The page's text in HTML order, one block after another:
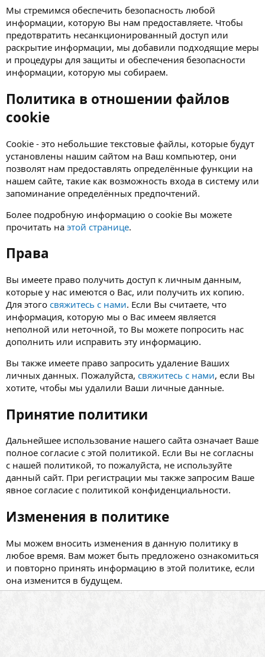
Мы стремимся обеспечить безопасность любой
информации, которую Вы нам предоставляете. Чтобы
предотвратить несанкционированный доступ или
раскрытие информации, мы добавили подходящие меры
и процедуры для защиты и обеспечения безопасности
информации, которую мы собираем.
Политика в отношении файлов
cookie
Cookie - это небольшие текстовые файлы, которые будут
установлены нашим сайтом на Ваш компьютер, они
позволят нам предоставлять определённые функции на
нашем сайте, такие как возможность входа в систему или
запоминание определённых предпочтений.
Более подробную информацию о cookie Вы можете
прочитать на этой странице.
Права
Вы имеете право получить доступ к личным данным,
которые у нас имеются о Вас, или получить их копию.
Для этого свяжитесь с нами. Если Вы считаете, что
информация, которую мы о Вас имеем является
неполной или неточной, то Вы можете попросить нас
дополнить или исправить эту информацию.
Вы также имеете право запросить удаление Ваших
личных данных. Пожалуйста, свяжитесь с нами, если Вы
хотите, чтобы мы удалили Ваши личные данные.
Принятие политики
Дальнейшее использование нашего сайта означает Ваше
полное согласие с этой политикой. Если Вы не согласны
с нашей политикой, то пожалуйста, не используйте
данный сайт. При регистрации мы также запросим Ваше
явное согласие с политикой конфиденциальности.
Изменения в политике
Мы можем вносить изменения в данную политику в
любое время. Вам может быть предложено ознакомиться
и повторно принять информацию в этой политике, если
она изменится в будущем.